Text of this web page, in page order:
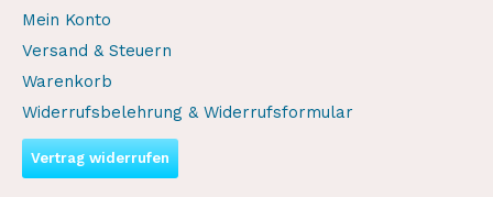
Mein Konto
Versand & Steuern
Warenkorb
Widerrufsbelehrung & Widerrufsformular
Vertrag widerrufen